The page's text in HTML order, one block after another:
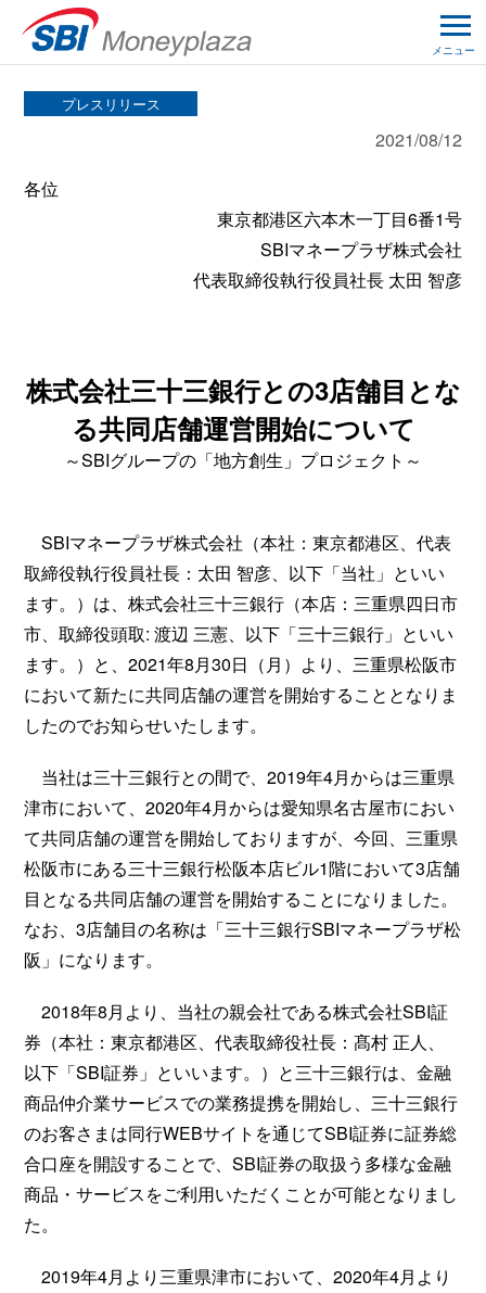
メニュー
プレスリリース
2021/08/12
各位
東京都港区六本木一丁目6番1号
SBIマネープラザ株式会社
代表取締役執行役員社長 太田 智彦
株式会社三十三銀行との3店舗目とな
る共同店舗運営開始について
～SBIグループの「地方創生」プロジェクト～
SBIマネープラザ株式会社（本社：東京都港区、代表
取締役執行役員社長：太田 智彦、以下「当社」といい
ます。）は、株式会社三十三銀行（本店：三重県四日市
市、取締役頭取: 渡辺 三憲、以下「三十三銀行」といい
ます。）と、2021年8月30日（月）より、三重県松阪市
において新たに共同店舗の運営を開始することとなりま
したのでお知らせいたします。
当社は三十三銀行との間で、2019年4月からは三重県
津市において、2020年4月からは愛知県名古屋市におい
て共同店舗の運営を開始しておりますが、今回、三重県
松阪市にある三十三銀行松阪本店ビル1階において3店舗
目となる共同店舗の運営を開始することになりました。
なお、3店舗目の名称は「三十三銀行SBIマネープラザ松
阪」になります。
2018年8月より、当社の親会社である株式会社SBI証
券（本社：東京都港区、代表取締役社長：髙村 正人、
以下「SBI証券」といいます。）と三十三銀行は、金融
商品仲介業サービスでの業務提携を開始し、三十三銀行
のお客さまは同行WEBサイトを通じてSBI証券に証券総
合口座を開設することで、SBI証券の取扱う多様な金融
商品・サービスをご利用いただくことが可能となりまし
た。
2019年4月より三重県津市において、2020年4月より